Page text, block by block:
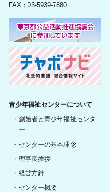
FAX：03-5939-7880
青少年福祉センターについて
創始者と青少年福祉センタ
ー
センターの基本理念
理事長挨拶
経営方針
センター概要